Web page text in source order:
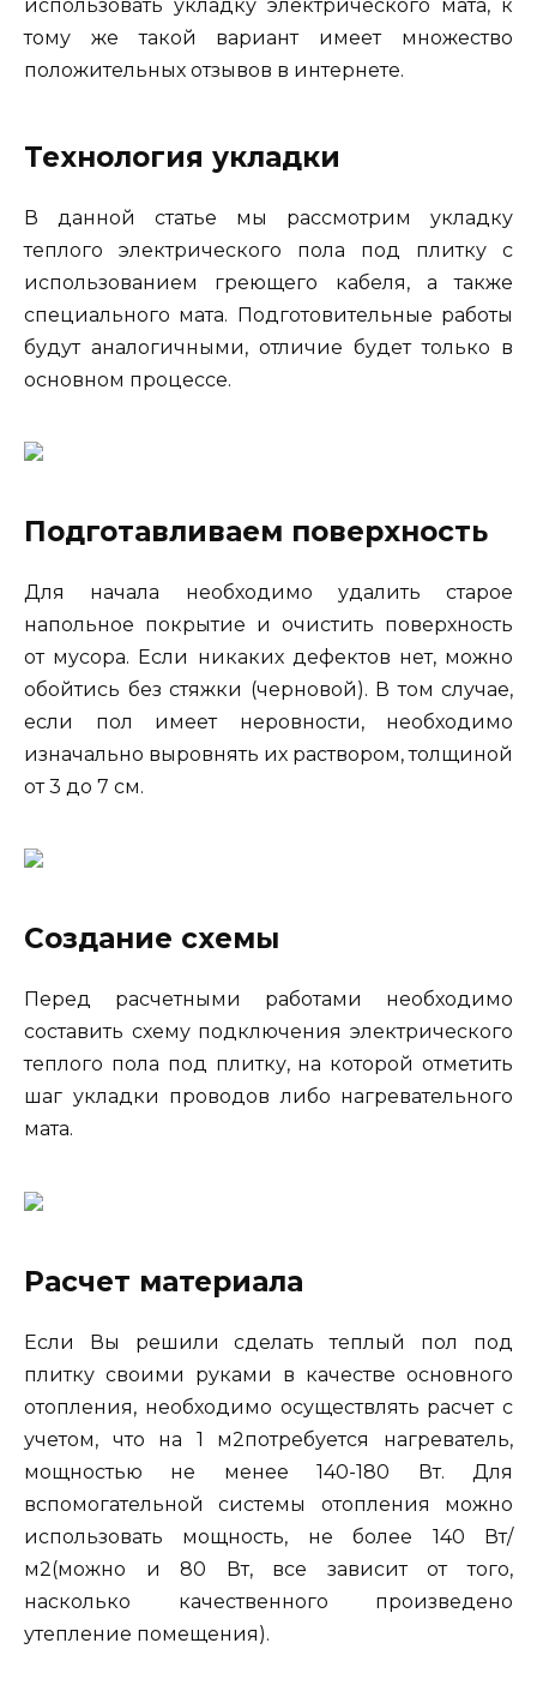
использовать укладку электрического мата, к
тому же такой вариант имеет множество
положительных отзывов в интернете.
Технология укладки
В данной статье мы рассмотрим укладку
теплого электрического пола под плитку с
использованием греющего кабеля, а также
специального мата. Подготовительные работы
будут аналогичными, отличие будет только в
основном процессе.
Подготавливаем поверхность
Для начала необходимо удалить старое
напольное покрытие и очистить поверхность
от мусора. Если никаких дефектов нет, можно
обойтись без стяжки (черновой). В том случае,
если пол имеет неровности, необходимо
изначально выровнять их раствором, толщиной
от 3 до 7 см.
Создание схемы
Перед расчетными работами необходимо
составить схему подключения электрического
теплого пола под плитку, на которой отметить
шаг укладки проводов либо нагревательного
мата.
Расчет материала
Если Вы решили сделать теплый пол под
плитку своими руками в качестве основного
отопления, необходимо осуществлять расчет с
учетом, что на 1 м2потребуется нагреватель,
мощностью не менее 140-180 Вт. Для
вспомогательной системы отопления можно
использовать мощность, не более 140 Вт/
м2(можно и 80 Вт, все зависит от того,
насколько качественного произведено
утепление помещения).